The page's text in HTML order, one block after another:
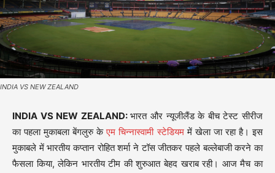
INDIA VS NEW ZEALAND
INDIA VS NEW ZEALAND:भारत और न्यूजीलैंड के बीच टेस्ट सीरीज
का पहला मुकाबला बेंगलुरु केएम चिन्नास्वामी स्टेडियममें खेला जा रहा है। इस
मुकाबले में भारतीय कप्तान रोहित शर्मा ने टॉस जीतकर पहले बल्लेबाजी करने का
फैसला किया, लेकिन भारतीय टीम की शुरुआत बेहद खराब रही। आज मैच का